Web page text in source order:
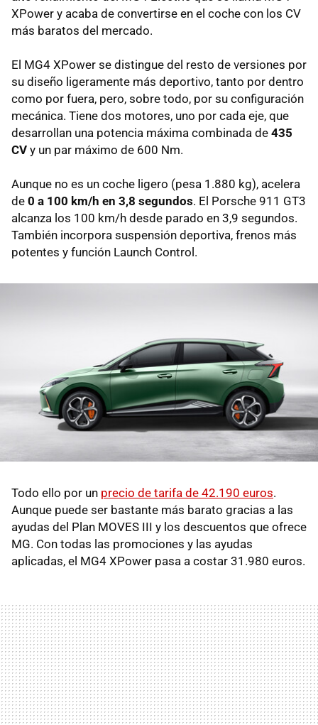
XPower y acaba de convertirse en el coche con los CV
más baratos del mercado.
El MG4 XPower se distingue del resto de versiones por
su diseño ligeramente más deportivo, tanto por dentro
como por fuera, pero, sobre todo, por su configuración
mecánica. Tiene dos motores, uno por cada eje, que
desarrollan una potencia máxima combinada de 435
CV y un par máximo de 600 Nm.
Aunque no es un coche ligero (pesa 1.880 kg), acelera
de 0 a 100 km/h en 3,8 segundos. El Porsche 911 GT3
alcanza los 100 km/h desde parado en 3,9 segundos.
También incorpora suspensión deportiva, frenos más
potentes y función Launch Control.
Todo ello por un precio de tarifa de 42.190 euros.
Aunque puede ser bastante más barato gracias a las
ayudas del Plan MOVES III y los descuentos que ofrece
MG. Con todas las promociones y las ayudas
aplicadas, el MG4 XPower pasa a costar 31.980 euros.